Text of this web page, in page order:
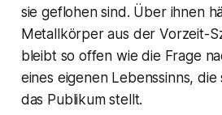
sie geflohen sind. Über ihnen
Metallkörper aus der Vorzeit-
bleibt so offen wie die Frage
eines eigenen Lebenssinns,
das Publikum stellt.